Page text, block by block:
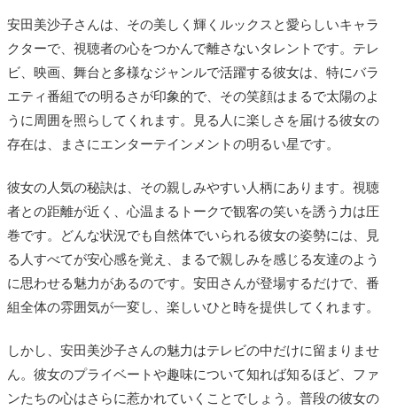
安田美沙子さんは、その美しく輝くルックスと愛らしいキャラ
クターで、視聴者の心をつかんで離さないタレントです。テレ
ビ、映画、舞台と多様なジャンルで活躍する彼女は、特にバラ
エティ番組での明るさが印象的で、その笑顔はまるで太陽のよ
うに周囲を照らしてくれます。見る人に楽しさを届ける彼女の
存在は、まさにエンターテインメントの明るい星です。
彼女の人気の秘訣は、その親しみやすい人柄にあります。視聴
者との距離が近く、心温まるトークで観客の笑いを誘う力は圧
巻です。どんな状況でも自然体でいられる彼女の姿勢には、見
る人すべてが安心感を覚え、まるで親しみを感じる友達のよう
に思わせる魅力があるのです。安田さんが登場するだけで、番
組全体の雰囲気が一変し、楽しいひと時を提供してくれます。
しかし、安田美沙子さんの魅力はテレビの中だけに留まりませ
ん。彼女のプライベートや趣味について知れば知るほど、ファ
ンたちの心はさらに惹かれていくことでしょう。普段の彼女の